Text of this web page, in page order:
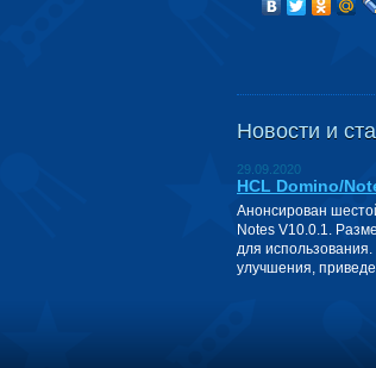
Новости и
29.09.2020
HCL Domino/
Анонсирован
Notes V10.0.1.
для
улучшения,